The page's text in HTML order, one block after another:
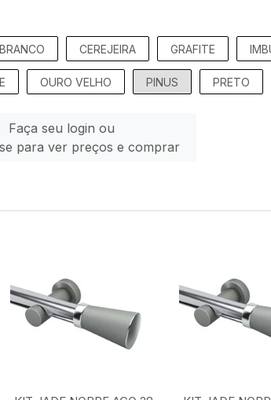
BRANCO CEREJEIRA GRAFITE
OURO VELHO PINUS PRETO
Faça seu login ou
para ver preços e comprar